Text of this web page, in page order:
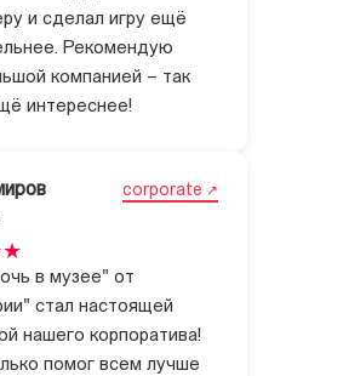
и сделал игру ещё
Рекомендую
компанией – так
интереснее!
corporate
в музее" от
стал настоящей
нашего корпоратива!
помог всем лучше